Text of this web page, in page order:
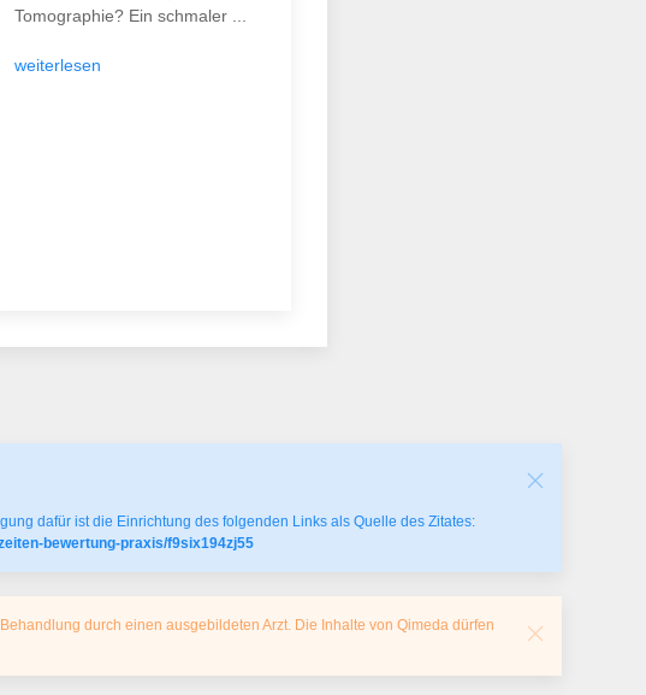
Tomographie? Ein schmaler ...
weiterlesen
dafür ist die Einrichtung des folgenden Links als Quelle des Zitates:
bewertung-praxis/f9six194zj55
durch einen ausgebildeten Arzt. Die Inhalte von Qimeda dürfen